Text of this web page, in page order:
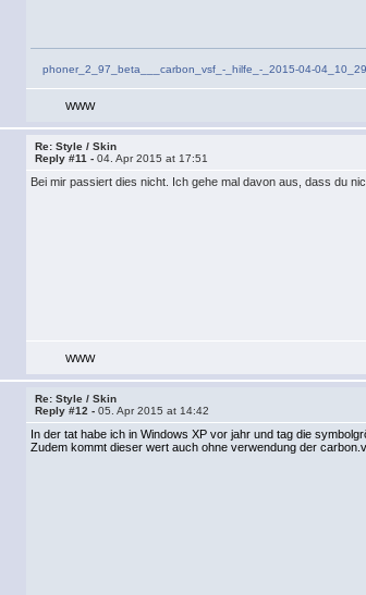
phoner_2_97_beta___carbon_vsf_-_hilfe_-_2015-04-
WWW
Re: Style / Skin
Reply #11 -04. Apr 2015 at 17:51
Bei mir passiert dies nicht. Ich gehe mal davon aus, dass du
WWW
Re: Style / Skin
Reply #12 -05. Apr 2015 at 14:42
In der tat habe ich in Windows XP vor jahr und tag die
Zudem kommt dieser wert auch ohne verwendung der